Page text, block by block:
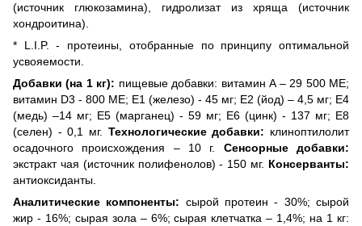
(источник глюкозамина), гидролизат из хряща (источник
хондроитина).
* L.I.P. - протеины, отобранные по принципу оптимальной
усвояемости.
Добавки (на 1 кг): пищевые добавки: витамин A – 29 500 ME;
витамин D3 - 800 ME; Е1 (железо) - 45 мг; Е2 (йод) – 4,5 мг; Е4
(медь) –14 мг; Е5 (марганец) - 59 мг; Е6 (цинк) - 137 мг; Е8
(селен) - 0,1 мг. Технологические добавки: клиноптилолит
осадочного происхождения – 10 г. Сенсорные добавки:
экстракт чая (источник полифенолов) - 150 мг. Консерванты:
антиоксиданты.
Аналитические компоненты: сырой протеин - 30%; сырой
жир - 16%; сырая зола – 6%; сырая клетчатка – 1,4%; на 1 кг: